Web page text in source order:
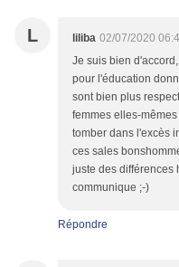
L liliba 02/07/2020
Je suis bien
pour l'éducation
sont bien plus
femmes elles-
tomber dans l'excès
ces sales
juste des différences
communique ;-)
Répondre